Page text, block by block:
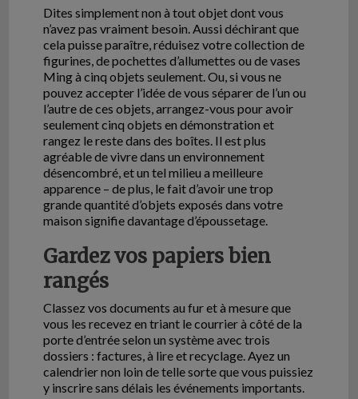
Dites simplement non à tout objet dont vous
n’avez pas vraiment besoin. Aussi déchirant que
cela puisse paraître, réduisez votre collection de
figurines, de pochettes d’allumettes ou de vases
Ming à cinq objets seulement. Ou, si vous ne
pouvez accepter l’idée de vous séparer de l’un ou
l’autre de ces objets, arrangez-vous pour avoir
seulement cinq objets en démonstration et
rangez le reste dans des boîtes. Il est plus
agréable de vivre dans un environnement
désencombré, et un tel milieu a meilleure
apparence – de plus, le fait d’avoir une trop
grande quantité d’objets exposés dans votre
maison signifie davantage d’époussetage.
Gardez vos papiers bien
rangés
Classez vos documents au fur et à mesure que
vous les recevez en triant le courrier à côté de la
porte d’entrée selon un système avec trois
dossiers : factures, à lire et recyclage. Ayez un
calendrier non loin de telle sorte que vous puissiez
y inscrire sans délais les événements importants.